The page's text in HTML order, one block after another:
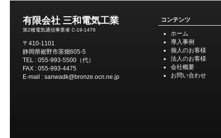
有限会社 三和電気工業
第2種電気通信事業者 C-19-1476
〒410-1101
静岡県裾野市茶畑605-5
TEL : 055-993-5500（代）
FAX : 055-993-4475
E-mail : sanwadk@bronze.ocn.ne.jp
コンテンツ
ホーム
導入事例
個人のお客様
法人のお客様
会社概要
お問い合わせ